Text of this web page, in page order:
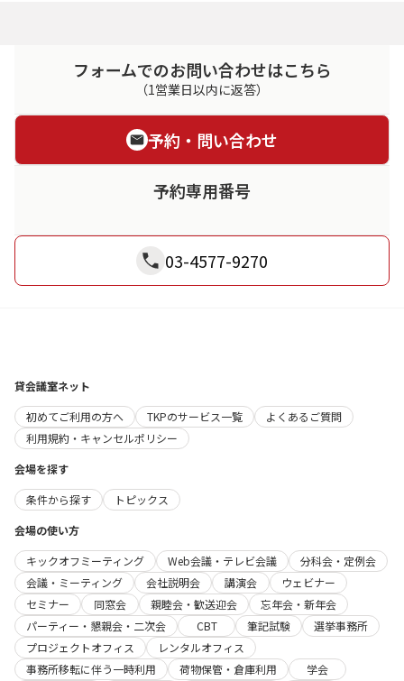
フォームでのお問い合わせはこちら
（1営業日以内に返答）
予約・問い合わせ
予約専用番号
03-4577-9270
貸会議室ネット
初めてご利用の方へ
TKPのサービス一覧
よくあるご質問
利用規約・キャンセルポリシー
会場を探す
条件から探す
トピックス
会場の使い方
キックオフミーティング
Web会議・テレビ会議
分科会・定例会
会議・ミーティング
会社説明会 講演会
ウェビナー
セミナー
同窓会 親睦会・歓送迎会
忘年会・新年会
パーティー・懇親会・二次会
CBT 筆記試験
選挙事務所
プロジェクトオフィス
レンタルオフィス
事務所移転に伴う一時利用
荷物保管・倉庫利用
学会